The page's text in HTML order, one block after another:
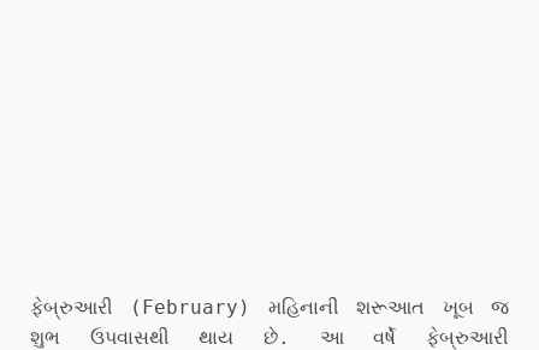
ફેબ્રુઆરી (February) મહિનાની શરૂઆત ખૂબ જ
શુભ ઉપવાસથી થાય છે. આ વર્ષે ફેબ્રુઆરી